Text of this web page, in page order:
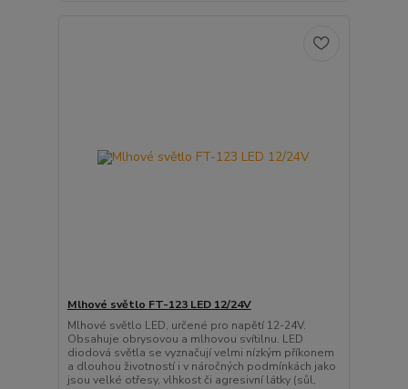
Mlhové světlo FT-123 LED 12/24V
Mlhové světlo LED, určené pro napětí 12-24V.
Obsahuje obrysovou a mlhovou svítilnu. LED
diodová světla se vyznačují velmi nízkým příkonem
a dlouhou životností i v náročných podmínkách jako
jsou velké otřesy, vlhkost či agresivní látky (sůl,